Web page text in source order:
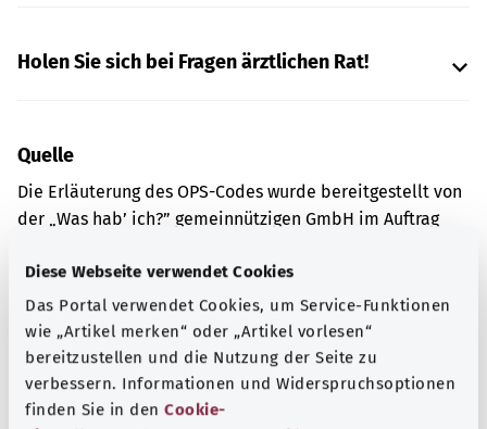
Diese Webseite verwendet Cookies
Das Portal verwendet Cookies, um Service-Funktionen
wie „Artikel merken“ oder „Artikel vorlesen“
bereitzustellen und die Nutzung der Seite zu
verbessern. Informationen und Widerspruchsoptionen
finden Sie in den Cookie-
Holen Sie sich bei Fragen ärztlichen Rat!
Quelle
Die Erläuterung des OPS-Codes wurde bereitgestellt von
der „Was hab’ ich?” gemeinnützigen GmbH im Auftrag
Gut informiert
Weitere Artikel